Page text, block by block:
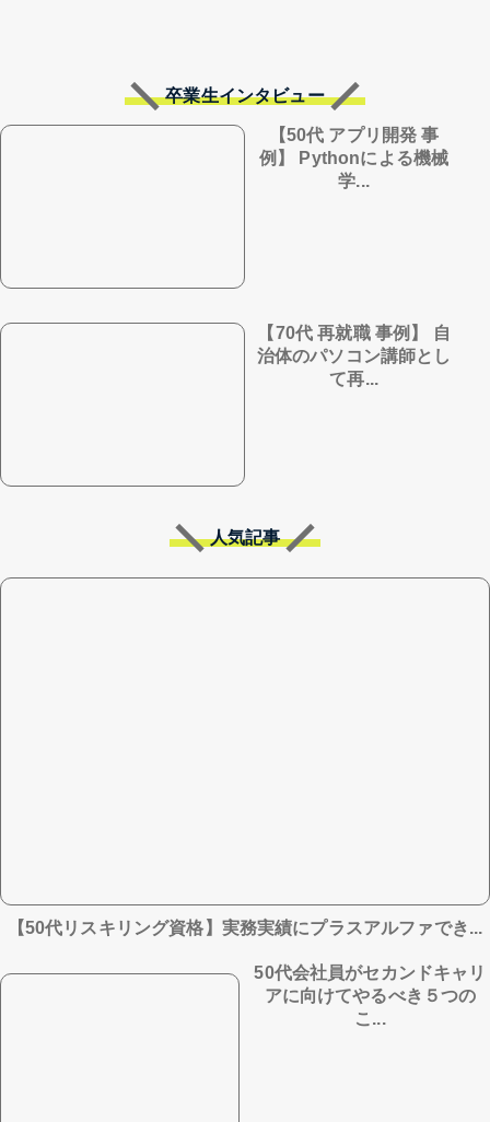
卒業生インタビュー
【50代 アプリ開発 事
例】 Pythonによる機械
学...
【70代 再就職 事例】 自
治体のパソコン講師とし
て再...
人気記事
【50代リスキリング資格】実務実績にプラスアルファでき...
50代会社員がセカンドキャリ
アに向けてやるべき５つの
こ...